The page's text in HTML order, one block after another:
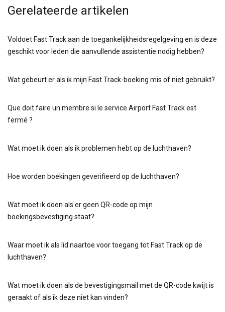
Gerelateerde artikelen
Voldoet Fast Track aan de toegankelijkheidsregelgeving en is deze
geschikt voor leden die aanvullende assistentie nodig hebben?
Wat gebeurt er als ik mijn Fast Track-boeking mis of niet gebruikt?
Que doit faire un membre si le service Airport Fast Track est
fermé ?
Wat moet ik doen als ik problemen hebt op de luchthaven?
Hoe worden boekingen geverifieerd op de luchthaven?
Wat moet ik doen als er geen QR-code op mijn
boekingsbevestiging staat?
Waar moet ik als lid naartoe voor toegang tot Fast Track op de
luchthaven?
Wat moet ik doen als de bevestigingsmail met de QR-code kwijt is
geraakt of als ik deze niet kan vinden?